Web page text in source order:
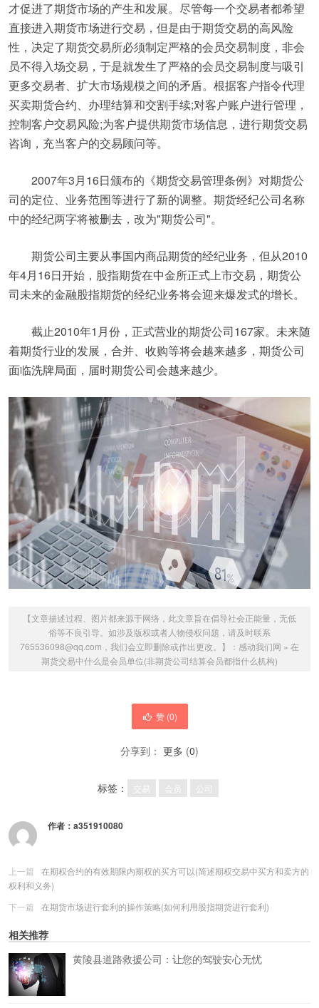
才促进了期货市场的产生和发展。尽管每一个交易者都希望
直接进入期货市场进行交易，但是由于期货交易的高风险
性，决定了期货交易所必须制定严格的会员交易制度，非会
员不得入场交易，于是就发生了严格的会员交易制度与吸引
更多交易者、扩大市场规模之间的矛盾。根据客户指令代理
买卖期货合约、办理结算和交割手续;对客户账户进行管理，
控制客户交易风险;为客户提供期货市场信息，进行期货交易
咨询，充当客户的交易顾问等。
2007年3月16日颁布的《期货交易管理条例》对期货公
司的定位、业务范围等进行了新的调整。期货经纪公司名称
中的经纪两字将被删去，改为"期货公司"。
期货公司主要从事国内商品期货的经纪业务，但从2010
年4月16日开始，股指期货在中金所正式上市交易，期货公
司未来的金融股指期货的经纪业务将会迎来爆发式的增长。
截止2010年1月份，正式营业的期货公司167家。未来随
着期货行业的发展，合并、收购等将会越来越多，期货公司
面临洗牌局面，届时期货公司会越来越少。
【文章描述过程、图片都来源于网络，此文章旨在倡导社会正能量，无低
俗等不良引导。如涉及版权或者人物侵权问题，请及时联系
765536098@qq.com，我们会立即删除或作出更改。】： 感动我们网 » 在
期货交易中什么是会员单位(非期货公司结算会员都指什么机构)
赞 (0)
分享到： 更多 (0)
标签：
作者： a351910080
上一篇
在期权合约的有效期限内期权的买方可以(简述期权交易中买方和卖方的
权利和义务)
下一篇
在期货市场进行套利的操作策略(如何利用股指期货进行套利)
相关推荐
黄陵县道路救援公司：让您的驾驶安心无忧